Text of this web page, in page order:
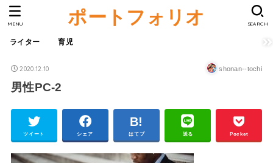
ポートフォリオ
ライター 育児
SEARCH
MENU
2020.12.10 shonan--tochi
男性PC-2
ツイート シェア はてブ 送る Pocket